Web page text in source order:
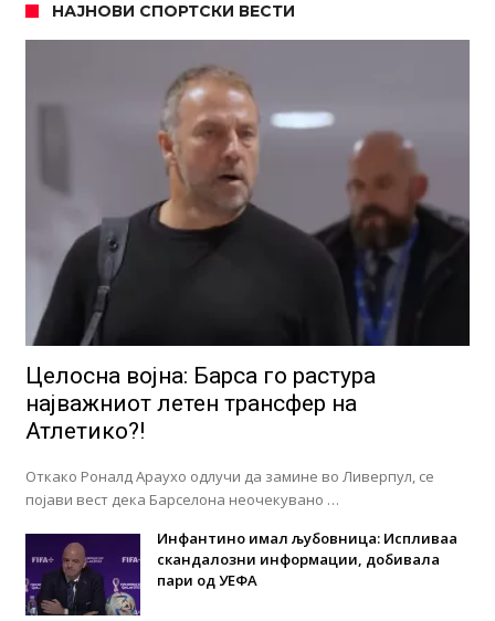
НАЈНОВИ СПОРТСКИ ВЕСТИ
Целосна војна: Барса го растура
најважниот летен трансфер на
Атлетико?!
Откако Роналд Араухо одлучи да замине во Ливерпул, се
појави вест дека Барселона неочекувано …
Инфантино имал љубовница: Испливаа
скандалозни информации, добивала
пари од УЕФА